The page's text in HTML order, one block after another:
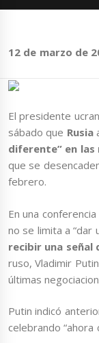
12 de marzo de
El presidente
sábado que Rusia
diferente” en
que se
febrero.
En una
no se limita a
recibir una señal
ruso, Vladimir
últimas
Putin indicó
celebrando “ahora